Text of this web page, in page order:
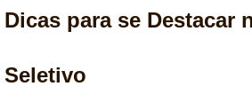
Dicas para se Destacar
Seletivo